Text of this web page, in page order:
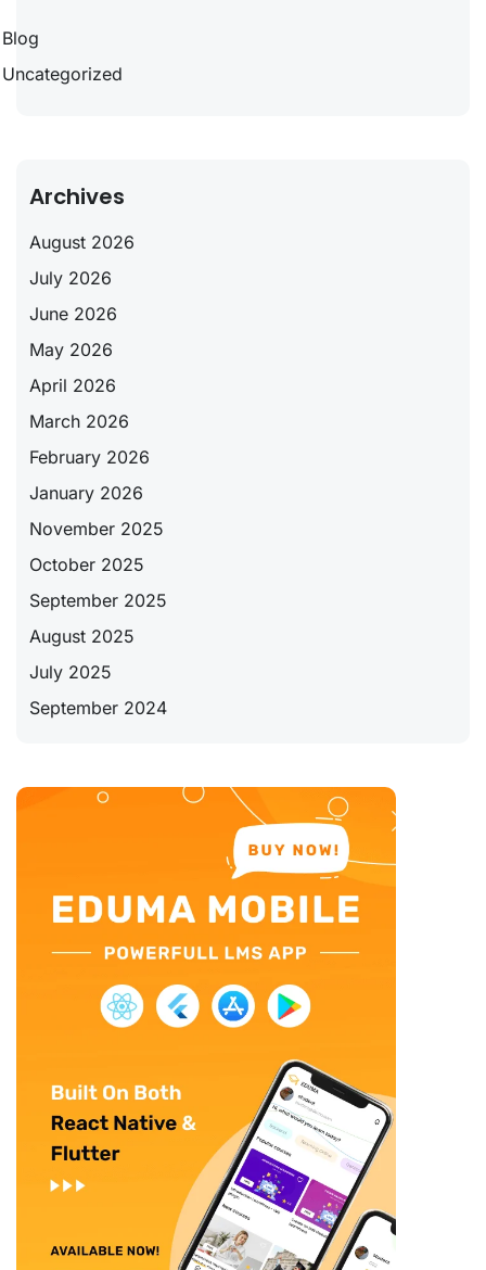
Blog
Uncategorized
Archives
August 2026
July 2026
June 2026
May 2026
April 2026
March 2026
February 2026
January 2026
November 2025
October 2025
September 2025
August 2025
July 2025
September 2024